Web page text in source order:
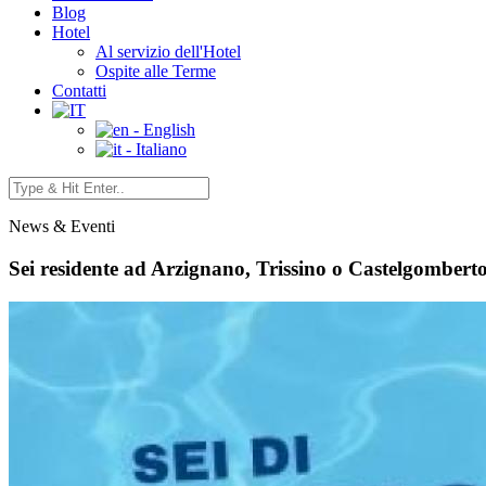
Blog
Hotel
Al servizio dell'Hotel
Ospite alle Terme
Contatti
- English
- Italiano
News & Eventi
Sei residente ad Arzignano, Trissino o